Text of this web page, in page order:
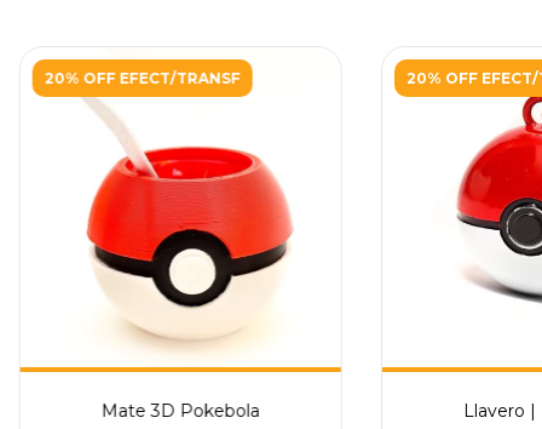
20% OFF EFECT/TRANSF
Mate 3D Pokebola
20% OFF EFECT/
Llavero |